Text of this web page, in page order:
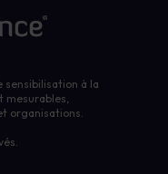
sensibilisation à la
mesurables,
organisations.